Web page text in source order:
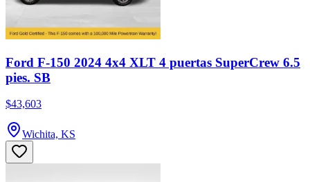
Ford F-150 2024 4x4 XLT 4 puertas SuperCrew 6.5
pies. SB
$43,603
Wichita, KS